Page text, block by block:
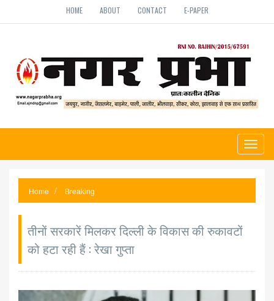
HOME ABOUT CONTACT E-PAPER
Home Breaking
तीनों सरकारें मिलकर दिल्ली के विकास की रुकावटों
को हटा रही हैं : रेखा गुप्ता